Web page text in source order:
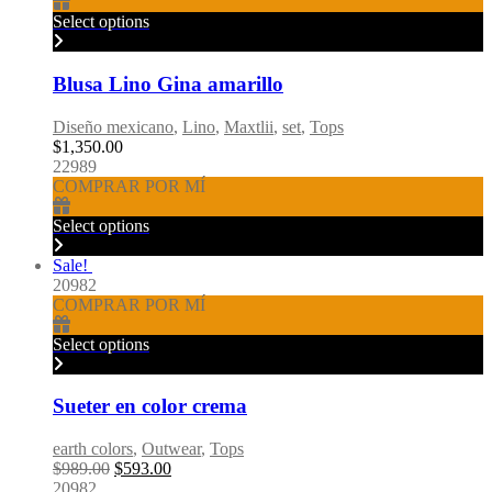
Select options
Blusa Lino Gina amarillo
Diseño mexicano, Lino, Maxtlii, set, Tops
$1,350.00
22989
COMPRAR POR MÍ
Select options
Sale!
20982
COMPRAR POR MÍ
Select options
Sueter en color crema
earth colors, Outwear, Tops
$989.00 Original
$593.00Current
20982